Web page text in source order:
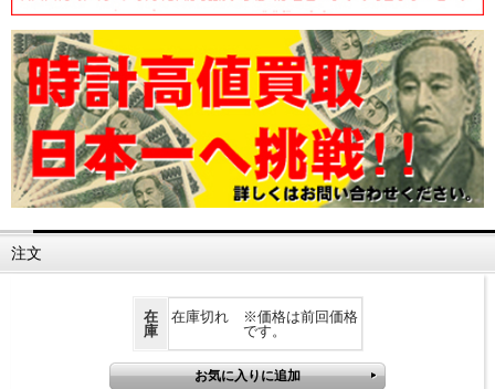
注文
在
庫
在庫切れ ※価格は前回価格
です。